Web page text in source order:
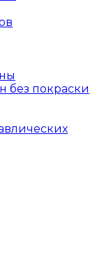
без покраски